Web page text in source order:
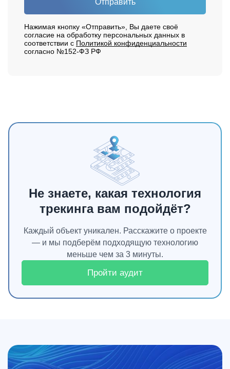
Нажимая кнопку «Отправить», Вы даете своё
согласие на обработку персональных данных в
соответствии с Политикой конфиденциальности
согласно №152-ФЗ РФ
Не знаете, какая технология
трекинга вам подойдёт?
Каждый объект уникален. Расскажите о проекте
— и мы подберём подходящую технологию
меньше чем за 3 минуты.
Пройти аудит